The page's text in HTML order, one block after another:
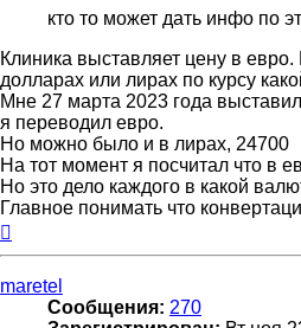
кто то может дать инфо по
Клиника выставляет цену в
долларах или лирах по курсу
Мне 27 марта 2023 года
я переводил евро.
Но можно было и в лирах, 24700
На тот момент я посчитал что в
Но это дело каждого в какой
Главное понимать что
maretel
Сообщения: 270